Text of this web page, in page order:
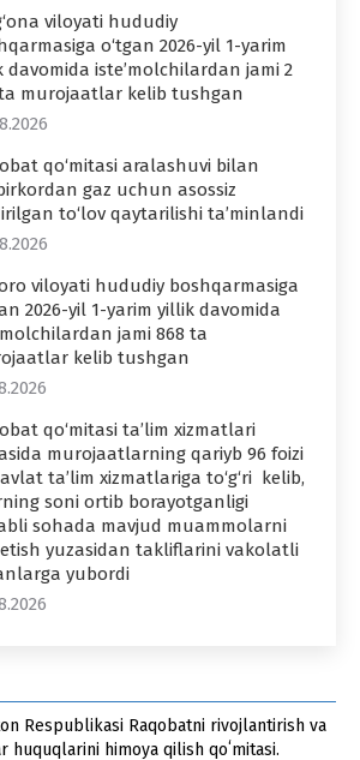
viloyati hududiy
o‘tgan 2026-yil 1-yarim
davomida iste’molchilardan jami 2
ta murojaatlar kelib tushgan
qo‘mitasi aralashuvi bilan
gaz uchun asossiz
to‘lov qaytarilishi ta’minlandi
viloyati hududiy boshqarmasiga
2026-yil 1-yarim yillik davomida
jami 868 ta
kelib tushgan
qo‘mitasi ta’lim xizmatlari
murojaatlarning qariyb 96 foizi
ta’lim xizmatlariga to‘g‘ri kelib,
soni ortib borayotganligi
sohada mavjud muammolarni
yuzasidan takliflarini vakolatli
yubordi
Respublikasi Raqobatni rivojlantirish va
huquqlarini himoya qilish qoʻmitasi.